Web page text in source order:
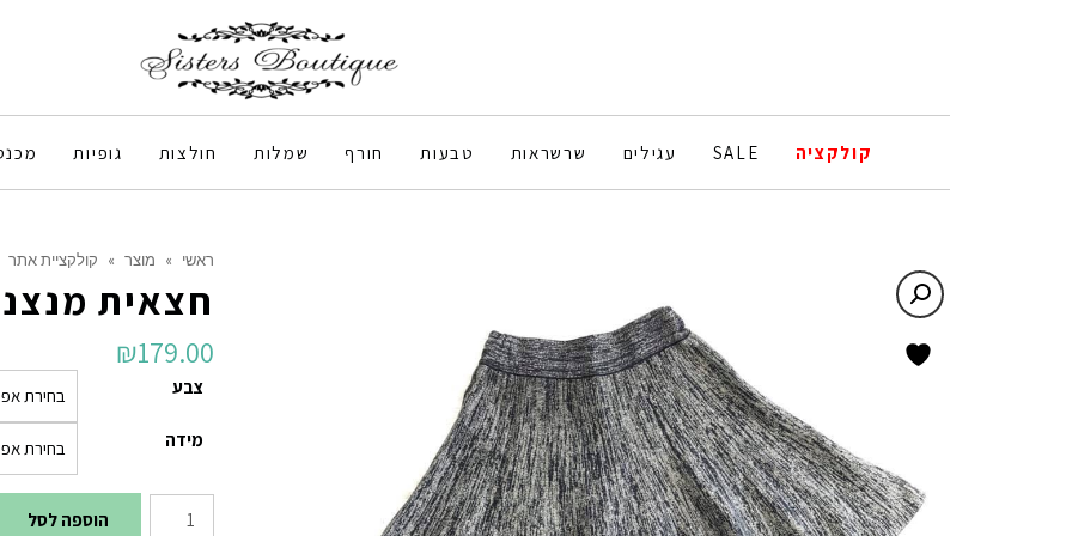
קולקציה SALE עגילים שרשראות טבעות חורף שמלות חולצות גופיות
ראשי » מוצר » קולקציית אתר
חצאית
₪179.00
צבע
מידה
כמות
הוספה לסל